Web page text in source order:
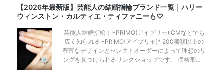
【2026年最新版】芸能人の結婚指輪ブランド一覧｜ハリー
ウィンストン・カルティエ・ティファニーも♡
芸能人結婚指輪｜I-PRIMO(アイプリモ) CMなどでも
広く知られるI-PRIMO(アイプリモ)* 200種類以上の
豊富なデザインとセレクトオーダーによって理想のリ
ングを見つけられるリングショップです。 価格帯は2